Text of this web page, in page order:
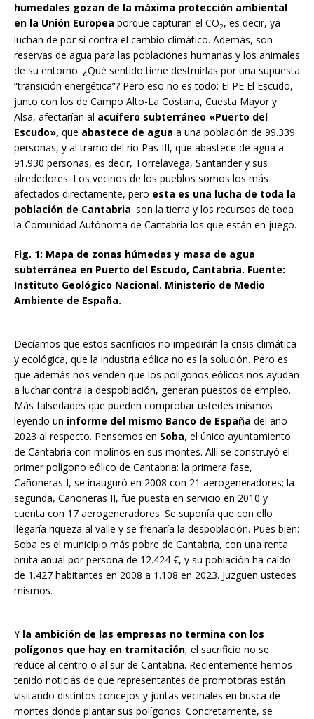
humedales gozan de la máxima protección ambiental
en la Unión Europea porque capturan el CO2, es decir, ya
luchan de por sí contra el cambio climático. Además, son
reservas de agua para las poblaciones humanas y los animales
de su entorno. ¿Qué sentido tiene destruirlas por una supuesta
“transición energética”? Pero eso no es todo: El PE El Escudo,
junto con los de Campo Alto-La Costana, Cuesta Mayor y
Alsa, afectarían al acuífero subterráneo «Puerto del
Escudo», que abastece de agua a una población de 99.339
personas, y al tramo del río Pas III, que abastece de agua a
91.930 personas, es decir, Torrelavega, Santander y sus
alrededores. Los vecinos de los pueblos somos los más
afectados directamente, pero esta es una lucha de toda la
población de Cantabria: son la tierra y los recursos de toda
la Comunidad Autónoma de Cantabria los que están en juego.
Fig. 1: Mapa de zonas húmedas y masa de agua
subterránea en Puerto del Escudo, Cantabria. Fuente:
Instituto Geológico Nacional. Ministerio de Medio
Ambiente de España.
Decíamos que estos sacrificios no impedirán la crisis climática
y ecológica, que la industria eólica no es la solución. Pero es
que además nos venden que los polígonos eólicos nos ayudan
a luchar contra la despoblación, generan puestos de empleo.
Más falsedades que pueden comprobar ustedes mismos
leyendo un informe del mismo Banco de España del año
2023 al respecto. Pensemos en Soba, el único ayuntamiento
de Cantabria con molinos en sus montes. Allí se construyó el
primer polígono eólico de Cantabria: la primera fase,
Cañoneras I, se inauguró en 2008 con 21 aerogeneradores; la
segunda, Cañoneras II, fue puesta en servicio en 2010 y
cuenta con 17 aerogeneradores. Se suponía que con ello
llegaría riqueza al valle y se frenaría la despoblación. Pues bien:
Soba es el municipio más pobre de Cantabria, con una renta
bruta anual por persona de 12.424 €, y su población ha caído
de 1.427 habitantes en 2008 a 1.108 en 2023. Juzguen ustedes
mismos.
Y la ambición de las empresas no termina con los
polígonos que hay en tramitación, el sacrificio no se
reduce al centro o al sur de Cantabria. Recientemente hemos
tenido noticias de que representantes de promotoras están
visitando distintos concejos y juntas vecinales en busca de
montes donde plantar sus polígonos. Concretamente, se